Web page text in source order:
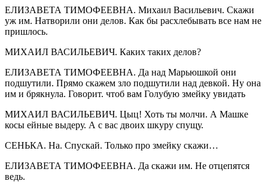
ЕЛИЗАВЕТА ТИМОФЕЕВНА. Михаил Васильевич. Скажи
уж им. Натворили они делов. Как бы расхлебывать все нам не
пришлось.
МИХАИЛ ВАСИЛЬЕВИЧ. Каких таких делов?
ЕЛИЗАВЕТА ТИМОФЕЕВНА. Да над Марьюшкой они
подшутили. Прямо скажем зло подшутили над девкой. Ну она
им и брякнула. Говорит. чтоб вам Голубую змейку увидать
МИХАИЛ ВАСИЛЬЕВИЧ. Цыц! Хоть ты молчи. А Машке
косы ейные выдеру. А с вас двоих шкуру спущу.
СЕНЬКА. На. Спускай. Только про змейку скажи…
ЕЛИЗАВЕТА ТИМОФЕЕВНА. Да скажи им. Не отцепятся
ведь.